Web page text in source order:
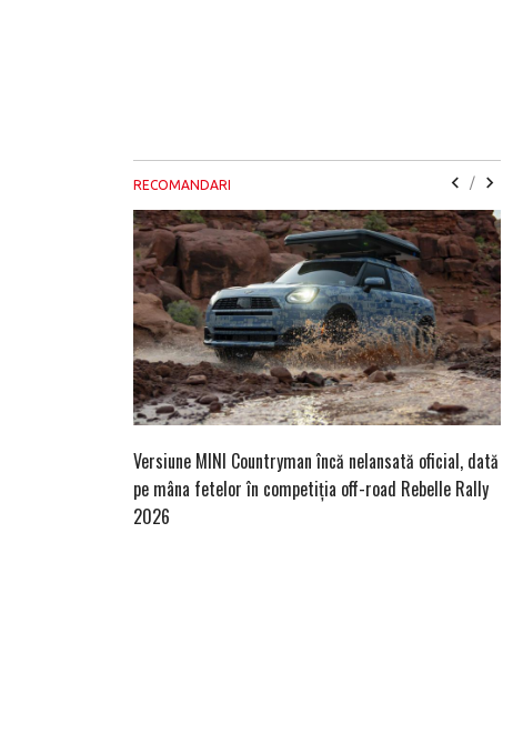
RECOMANDARI /
Versiune MINI Countryman încă nelansată oficial, dată
pe mâna fetelor în competiția off-road Rebelle Rally
2026